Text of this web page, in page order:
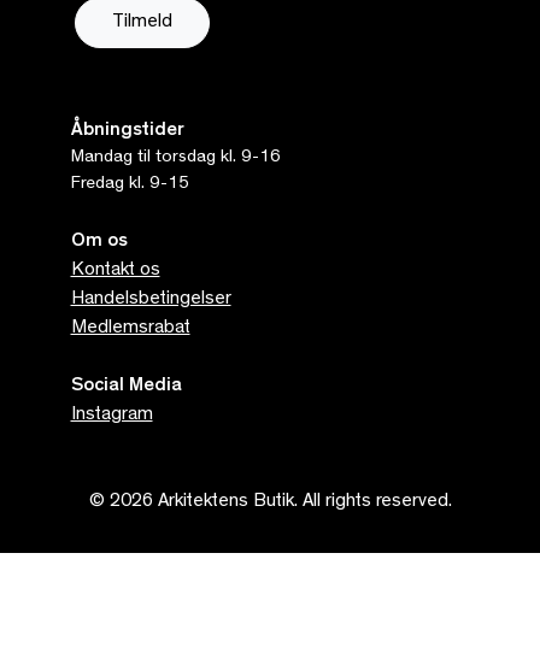
Åbningstider
Mandag til torsdag kl. 9-16
Fredag kl. 9-15
Om os
Kontakt os
Handelsbetingelser
Medlemsrabat
Social Media
Instagram
© 2026 Arkitektens Butik. All rights reserved.